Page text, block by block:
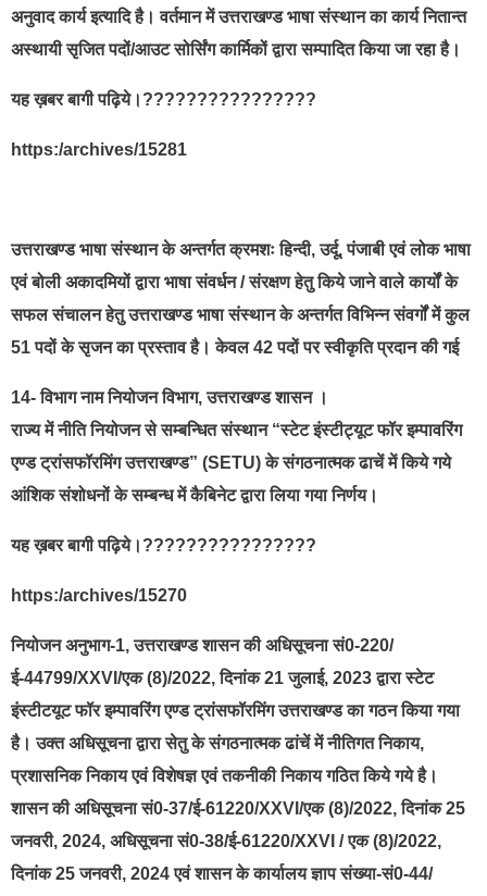
अनुवाद कार्य इत्यादि है। वर्तमान में उत्तराखण्ड भाषा संस्थान का कार्य नितान्त
अस्थायी सृजित पदों/आउट सोर्सिंग कार्मिकों द्वारा सम्पादित किया जा रहा है।
यह ख़बर बागी पढ़िये।????????????????
https:/archives/15281
उत्तराखण्ड भाषा संस्थान के अन्तर्गत क्रमशः हिन्दी, उर्दू, पंजाबी एवं लोक भाषा
एवं बोली अकादमियों द्वारा भाषा संवर्धन / संरक्षण हेतु किये जाने वाले कार्यों के
सफल संचालन हेतु उत्तराखण्ड भाषा संस्थान के अन्तर्गत विभिन्न संवर्गों में कुल
51 पदों के सृजन का प्रस्ताव है। केवल 42 पदों पर स्वीकृति प्रदान की गई
14- विभाग नाम नियोजन विभाग, उत्तराखण्ड शासन ।
राज्य में नीति नियोजन से सम्बन्धित संस्थान “स्टेट इंस्टीट्यूट फॉर इम्पावरिंग
एण्ड ट्रांसफॉरमिंग उत्तराखण्ड” (SETU) के संगठनात्मक ढाचें में किये गये
आंशिक संशोधनों के सम्बन्ध में कैबिनेट द्वारा लिया गया निर्णय।
यह ख़बर बागी पढ़िये।????????????????
https:/archives/15270
नियोजन अनुभाग-1, उत्तराखण्ड शासन की अधिसूचना सं0-220/
ई-44799/XXVI/एक (8)/2022, दिनांक 21 जुलाई, 2023 द्वारा स्टेट
इंस्टीटयूट फॉर इम्पावरिंग एण्ड ट्रांसफॉरमिंग उत्तराखण्ड का गठन किया गया
है। उक्त अधिसूचना द्वारा सेतु के संगठनात्मक ढांचें में नीतिगत निकाय,
प्रशासनिक निकाय एवं विशेषज्ञ एवं तकनीकी निकाय गठित किये गये है।
शासन की अधिसूचना सं0-37/ई-61220/XXVI/एक (8)/2022, दिनांक 25
जनवरी, 2024, अधिसूचना सं0-38/ई-61220/XXVI / एक (8)/2022,
दिनांक 25 जनवरी, 2024 एवं शासन के कार्यालय ज्ञाप संख्या-सं0-44/